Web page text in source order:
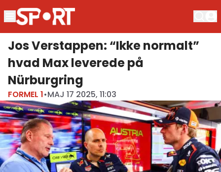
Jos Verstappen: “Ikke normalt”
hvad Max leverede på
Nürburgring
FORMEL 1•MAJ 17 2025, 11:03